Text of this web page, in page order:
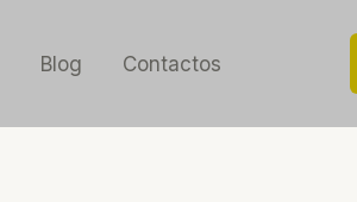
Blog Contactos